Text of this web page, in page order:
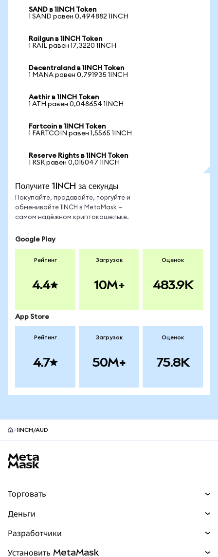
SAND в 1INCH Token
1 SAND равен 0,494882 1INCH
Railgun в 1INCH Token
1 RAIL равен 17,3220 1INCH
Decentraland в 1INCH Token
1 MANA равен 0,791935 1INCH
Aethir в 1INCH Token
1 ATH равен 0,048654 1INCH
Fartcoin в 1INCH Token
1 FARTCOIN равен 1,5565 1INCH
Reserve Rights в 1INCH Token
1 RSR равен 0,015047 1INCH
Получите 1INCH за секунды
Покупайте, продавайте, торгуйте и
обменивайте 1INCH в MetaMask —
самом надёжном криптокошельке.
Google Play
Рейтинг
4.4
Загрузок
10M+
Оценок
483.9K
App Store
Рейтинг
4.7
Загрузок
50M+
Оценок
75.8K
1INCH/AUD
Торговать
Прогнозы
Деньги
Разработчики
Установить MetaMask